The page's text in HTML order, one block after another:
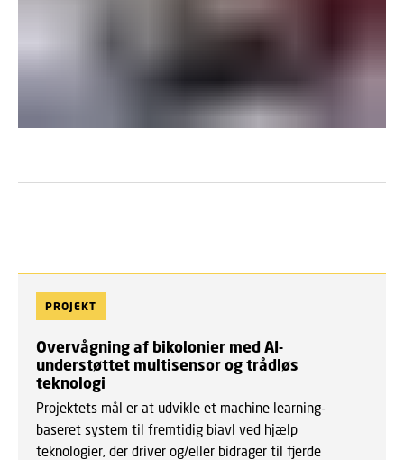
PROJEKT
Overvågning af bikolonier med AI-
understøttet multisensor og trådløs
teknologi
Projektets mål er at udvikle et machine learning-
baseret system til fremtidig biavl ved hjælp
teknologier, der driver og/eller bidrager til fjerde